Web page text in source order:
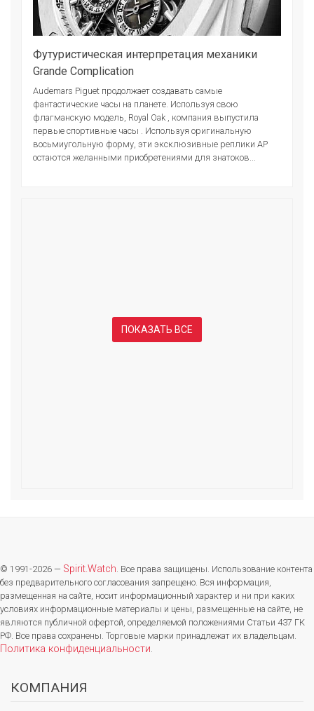
Футуристическая интерпретация механики
Grande Complication
Audemars Piguet продолжает создавать самые
фантастические часы на планете. Используя свою
флагманскую модель, Royal Oak , компания выпустила
первые спортивные часы . Используя оригинальную
восьмиугольную форму, эти эксклюзивные реплики AP
остаются желанными приобретениями для знатоков...
ПОКАЗАТЬ ВСЕ
© 1991-2026 — Spirit.Watch. Все права защищены. Использование контента
без предварительного согласования запрещено. Вся информация,
размещенная на сайте, носит информационный характер и ни при каких
условиях информационные материалы и цены, размещенные на сайте, не
являются публичной офертой, определяемой положениями Статьи 437 ГК
РФ. Все права сохранены. Торговые марки принадлежат их владельцам.
Политика конфиденциальности.
КОМПАНИЯ